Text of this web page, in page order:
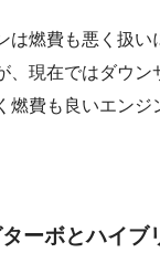
は燃費も悪く扱い
、現在ではダウン
燃費も良いエンジ
ーボとハイブ